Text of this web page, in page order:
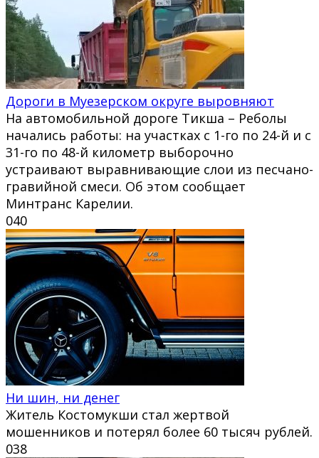
Дороги в Муезерском округе выровняют
На автомобильной дороге Тикша – Реболы
начались работы: на участках с 1-го по 24-й и с
31-го по 48-й километр выборочно
устраивают выравнивающие слои из песчано-
гравийной смеси. Об этом сообщает
Минтранс Карелии.
040
Ни шин, ни денег
Житель Костомукши стал жертвой
мошенников и потерял более 60 тысяч рублей.
038